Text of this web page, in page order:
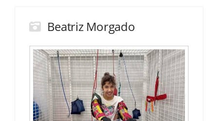
Beatriz Morgado